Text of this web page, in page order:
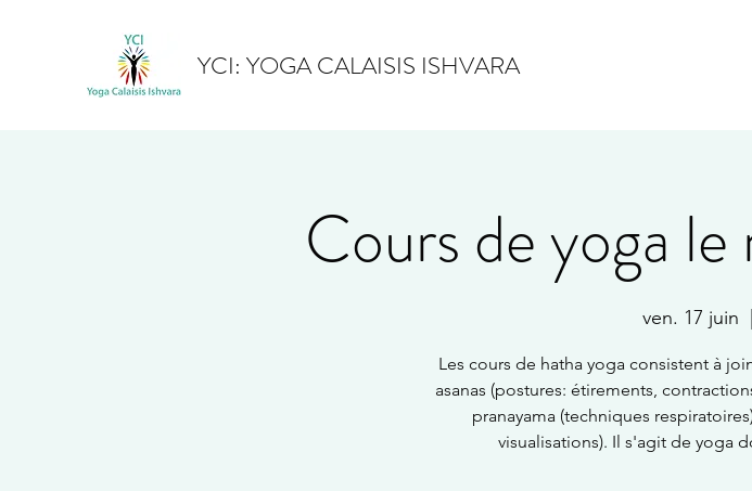
YCI: YOGA CALAISIS ISHVARA
Cours de yoga
ven. 17 juin
Les cours de hatha yoga consistent à
asanas (postures: étirements,
pranayama (techniques
visualisations). Il s'agit de yoga